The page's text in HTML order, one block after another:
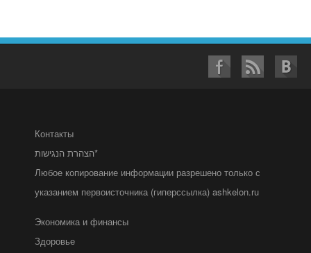
Контакты
הצהרת הנגישות*
Любое копирование информации разрешено только с
указанием первоисточника (гиперссылка) ashkelon.ru
Экономика и финансы
Здоровье